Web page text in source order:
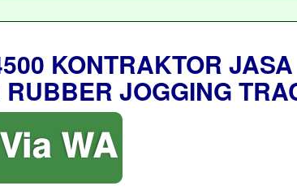
KONTRAKTOR JASA
RUBBER JOGGING